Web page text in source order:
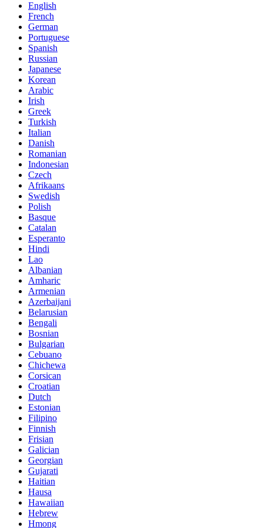
English
French
German
Portuguese
Spanish
Russian
Japanese
Korean
Arabic
Irish
Greek
Turkish
Italian
Danish
Romanian
Indonesian
Czech
Afrikaans
Swedish
Polish
Basque
Catalan
Esperanto
Hindi
Lao
Albanian
Amharic
Armenian
Azerbaijani
Belarusian
Bengali
Bosnian
Bulgarian
Cebuano
Chichewa
Corsican
Croatian
Dutch
Estonian
Filipino
Finnish
Frisian
Galician
Georgian
Gujarati
Haitian
Hausa
Hawaiian
Hebrew
Hmong